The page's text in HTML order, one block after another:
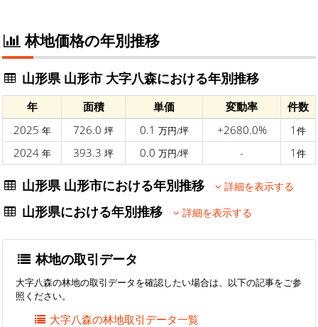
林地価格の年別推移
山形県 山形市 大字八森における年別推移
年 面積 単価 変動率
件数
2025 年 726.0 坪 0.1 万円/坪 +2680.0% 1 件
2024 年 393.3 坪 0.0 万円/坪 - 1 件
山形県 山形市における年別推移 詳細を表示する
山形県における年別推移 詳細を表示する
林地の取引データ
大字八森の林地の取引データを確認したい場合は、以下の記事をご参
照ください。
大字八森の林地取引データ一覧